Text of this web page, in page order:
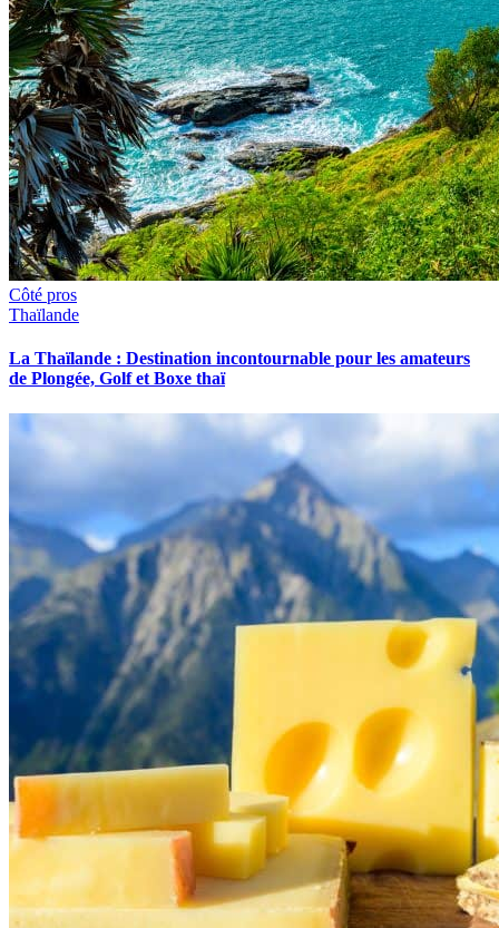
Côté pros
Thaïlande
La Thaïlande : Destination incontournable pour les amateurs
de Plongée, Golf et Boxe thaï